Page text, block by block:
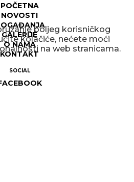
POČETNA
NOVOSTI
GALERIJE
O NAMA
KONTAKT
SOCIAL
boljeg korisničkog
kolačiće, nećete moći
na web stranicama.